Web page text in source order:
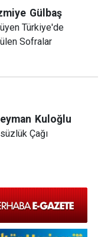
Gülbaş
Türkiye'de
Sofralar
Kuloğlu
Çağı